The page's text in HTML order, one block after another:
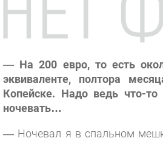
— На 200 евро, то есть
эквиваленте, полтора
Копейске. Надо ведь что-то
ночевать…
— Ночевал я в спальном